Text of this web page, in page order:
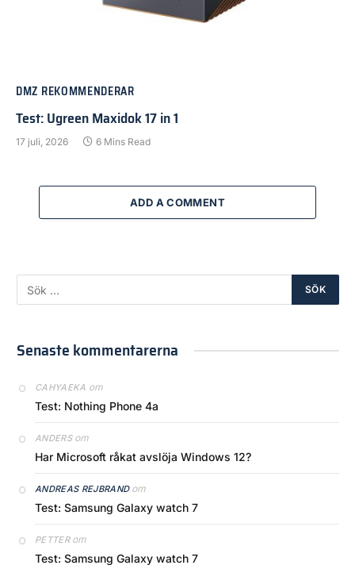
DMZ REKOMMENDERAR
Test: Ugreen Maxidok 17 in 1
17 juli, 2026 6 Mins Read
ADD A COMMENT
Senaste kommentarerna
CAHYAEKA om
Test: Nothing Phone 4a
ANDERSom
Har Microsoft råkat avslöja Windows 12?
ANDREAS REJBRANDom
Test: Samsung Galaxy watch 7
PETTERom
Test: Samsung Galaxy watch 7